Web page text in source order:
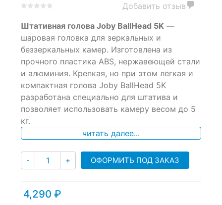
out
based
on
customer
ratings
Добавить отзыв
Штативная голова Joby BallHead 5K —
шаровая головка для зеркальных и
беззеркальных камер. Изготовлена из
прочного пластика ABS, нержавеющей стали
и алюминия. Крепкая, но при этом легкая и
компактная голова Joby BallHead 5K
разработана специально для штатива и
позволяет использовать камеру весом до 5
кг.
читать далее...
- Количество
+ ОФОРМИТЬ ПОД ЗАКАЗ
4,290 ₽